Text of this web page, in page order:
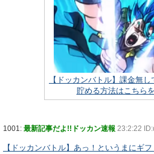
【ドッカンバトル】課金無
貯める方法はこちら
1001: 最新記事だよ!!ドッカン速報 23:2:22
【ドッカンバトル】あっ！というまにギ